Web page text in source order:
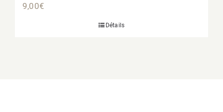
9,00€
Détails